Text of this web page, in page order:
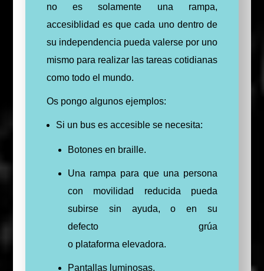
no es solamente una rampa,
accesiblidad es que cada uno dentro de
su independencia pueda valerse por uno
mismo para realizar las tareas cotidianas
como todo el mundo.
Os pongo algunos ejemplos:
Si un bus es accesible se necesita:
Botones en braille.
Una rampa para que una persona
con movilidad reducida pueda
subirse sin ayuda, o en su
defectogrúa
o plataforma elevadora.
Pantallas luminosas.